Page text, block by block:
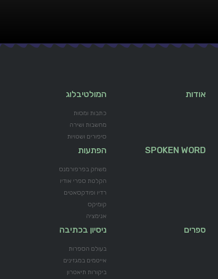
אודות המולטיבלוג
כתבות ומסות
מחשבות ושירה
סיפורים ושטויות
SPOKEN WORD הפתעות
משחק בפרפורמנס
הקלטת ספרי אודיו
רדיו ופודקסאטים
קומיקס
אנימציה
ספרים ניסיון בכתיבה
בעולם הספרות
אייטמים במגזינים
ביקורות תיאטרון